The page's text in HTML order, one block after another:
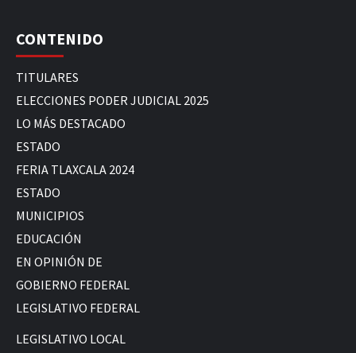
CONTENIDO
TITULARES
ELECCIONES PODER JUDICIAL 2025
LO MÁS DESTACADO
ESTADO
FERIA TLAXCALA 2024
ESTADO
MUNICIPIOS
EDUCACIÓN
EN OPINIÓN DE
GOBIERNO FEDERAL
LEGISLATIVO FEDERAL
LEGISLATIVO LOCAL